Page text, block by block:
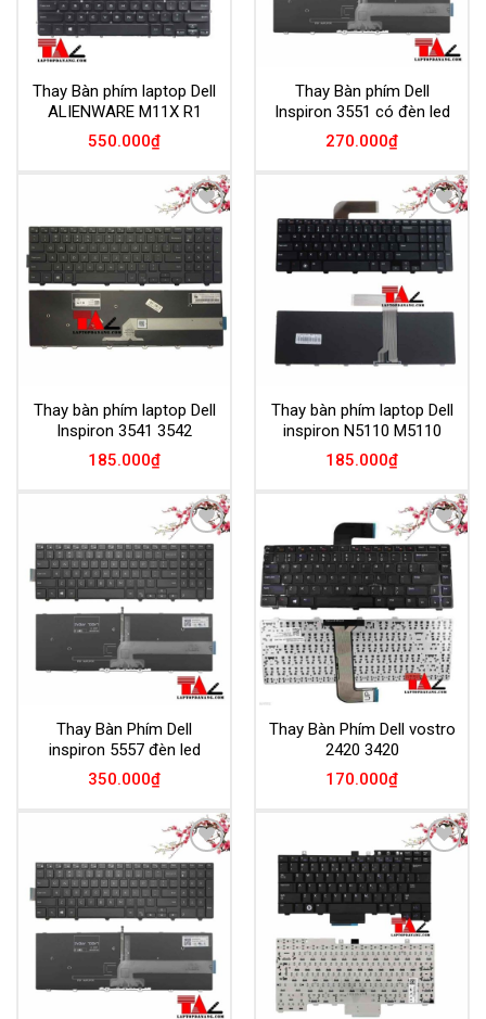
Thay Bàn phím laptop Dell
ALIENWARE M11X R1
550.000₫
Thay Bàn phím Dell
Inspiron 3551 có đèn led
270.000₫
Add to
Wishlist
Thay bàn phím laptop Dell
Inspiron 3541 3542
185.000₫
Add to
Wishlist
Thay bàn phím laptop Dell
inspiron N5110 M5110
185.000₫
Add to
Wishlist
Thay Bàn Phím Dell
inspiron 5557 đèn led
350.000₫
Add to
Wishlist
Thay Bàn Phím Dell vostro
2420 3420
170.000₫
Add to
Wishlist
Add to
Wishlist